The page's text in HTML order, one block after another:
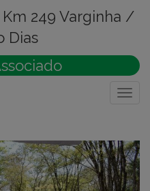
249 Varginha /
Dias